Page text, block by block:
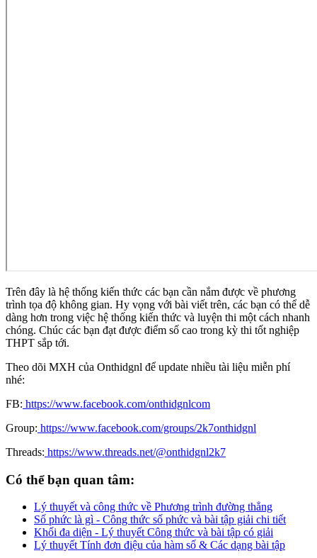
Trên đây là hệ thống kiến thức các bạn cần nắm được về phương
trình tọa độ không gian. Hy vọng với bài viết trên, các bạn có thể dễ
dàng hơn trong việc hệ thống kiến thức và luyện thi một cách nhanh
chóng. Chúc các bạn đạt được điểm số cao trong kỳ thi tốt nghiệp
THPT sắp tới.
Theo dõi MXH của Onthidgnl để update nhiều tài liệu miễn phí
nhé:
FB: https://www.facebook.com/onthidgnlcom
Group: https://www.facebook.com/groups/2k7onthidgnl
Threads: https://www.threads.net/@onthidgnl2k7
Có thể bạn quan tâm:
Lý thuyết và công thức về Phương trình đường thẳng
Số phức là gì - Công thức số phức và bài tập giải chi tiết
Khối đa diện - Lý thuyết Công thức và bài tập có giải
Lý thuyết Tính đơn điệu của hàm số & Các dạng bài tập